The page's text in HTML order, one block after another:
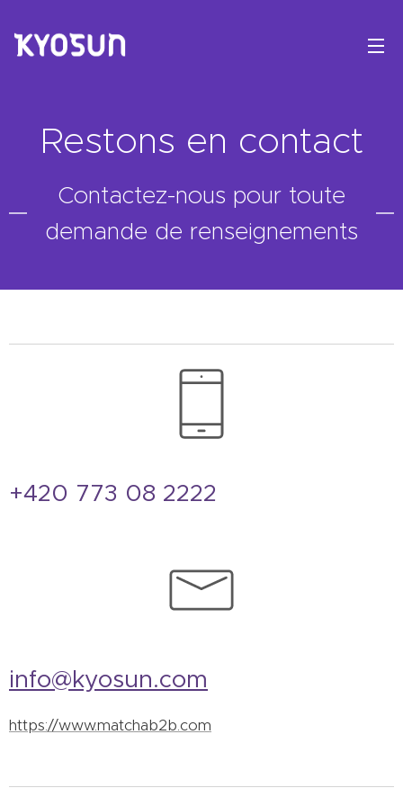
Restons en contact
Contactez-nous pour toute
demande de renseignements
+420 773 08 2222
info@kyosun.com
https://www.matchab2b.com